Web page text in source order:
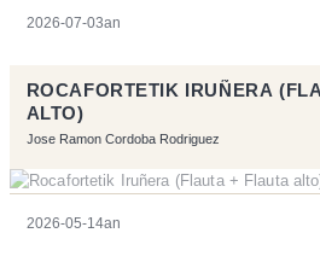
2026-07-03an
ROCAFORTETIK IRUÑERA
ALTO)
Jose Ramon Cordoba Rodriguez
2026-05-14an